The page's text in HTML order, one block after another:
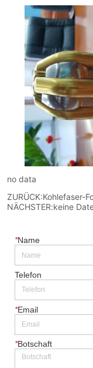
no data
ZURÜCK:Kohlefaser-
NÄCHSTER:keine
*Name
Telefon
*Email
*Botschaft